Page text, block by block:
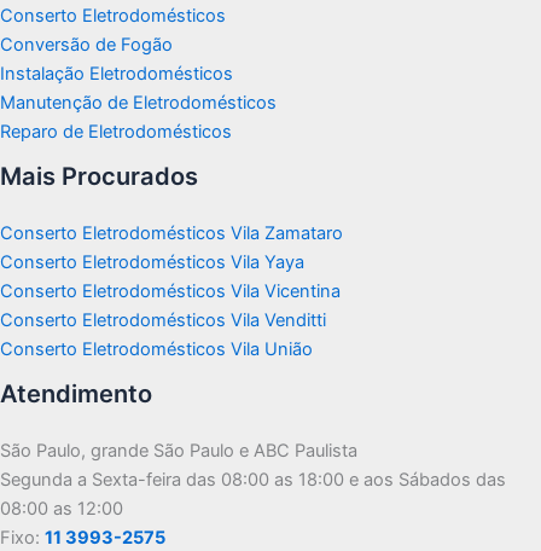
Conserto Eletrodomésticos
Conversão de Fogão
Instalação Eletrodomésticos
Manutenção de Eletrodomésticos
Reparo de Eletrodomésticos
Mais Procurados
Conserto Eletrodomésticos Vila Zamataro
Conserto Eletrodomésticos Vila Yaya
Conserto Eletrodomésticos Vila Vicentina
Conserto Eletrodomésticos Vila Venditti
Conserto Eletrodomésticos Vila União
Atendimento
São Paulo, grande São Paulo e ABC Paulista
Segunda a Sexta-feira das 08:00 as 18:00 e aos Sábados das
08:00 as 12:00
Fixo: 11 3993-2575